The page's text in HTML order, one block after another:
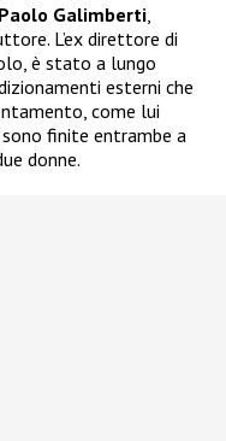
Paolo Galimberti,
L’ex direttore di
è stato a lungo
esterni che
come lui
finite entrambe a
donne.